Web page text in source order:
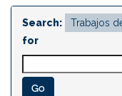
Search:
for